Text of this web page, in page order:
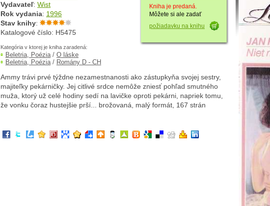
Kniha je predaná.
Môžete si ale zadať
požiadavku na knihu
Vydavateľ: Wist
Rok vydania: 1996
Stav knihy:
Katalogové číslo: H5475
Kategória v ktorej je kniha zaradená:
Beletria, Poézia/ O láske
Beletria, Poézia/ Romány D - CH
Ammy trávi prvé týždne nezamestnanosti ako zástupkyňa svojej sestry,
majiteľky pekárničky. Jej citlivé srdce nemôže zniesť pohľad smutného
muža, ktorý už celé hodiny sedí na lavičke oproti pekárni, napriek tomu,
že vonku čoraz hustejšie prší... brožovaná, malý formát, 167 strán